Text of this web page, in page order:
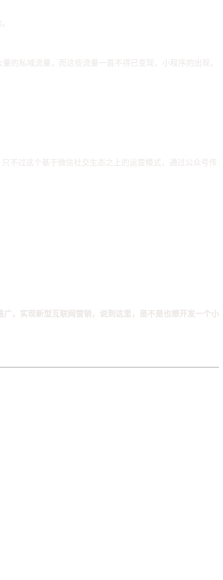
的私域流量，而这些流量一直不得已变现，小程序的出现，
不过这个基于微信社交生态之上的运营模式，通过公众号传
，实现新型互联网营销，说到这里，是不是也想开发一个小